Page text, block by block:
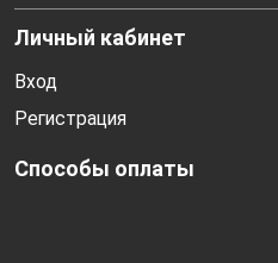
Личный кабинет
Вход
Регистрация
Способы оплаты